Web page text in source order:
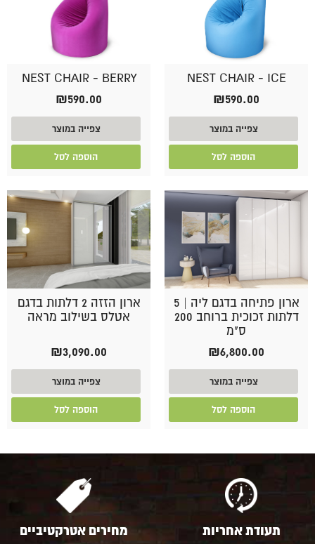
NEST CHAIR - ICE
₪590.00
צפייה במוצר
הוספה לסל
NEST CHAIR - BERRY
₪590.00
צפייה במוצר
הוספה לסל
ארון פתיחה בדגם ליה | 5
דלתות זכוכית ברוחב 200
ס"מ
₪6,800.00
צפייה במוצר
הוספה לסל
ארון הזזה 2 דלתות בדגם
אטלס בשילוב מראה
₪3,090.00
צפייה במוצר
הוספה לסל
תעודת אחריות מחירים אטרקטיביים